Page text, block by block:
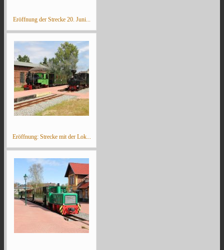
Eröffnung der Strecke 20. Juni...
Eröffnung: Strecke mit der Lok...